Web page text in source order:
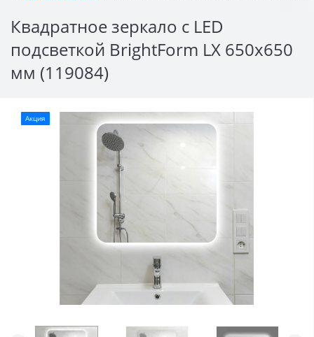
Квадратное зеркало с LED
подсветкой BrightForm LX 650x650
мм (119084)
Акция